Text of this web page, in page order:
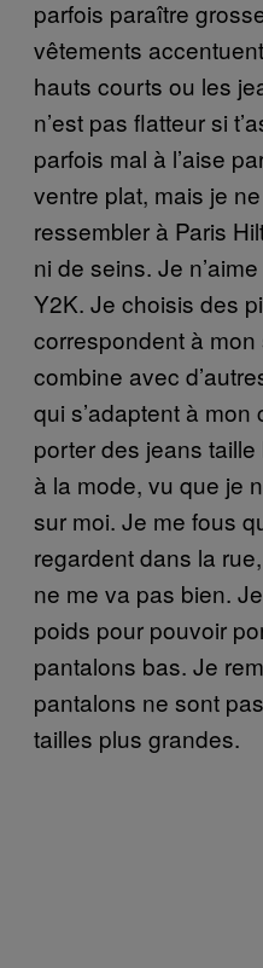
parfois paraître
vêtements
hauts courts ou les
n’est pas flatteur si
parfois mal à l’aise
ventre plat, mais je
ressembler à Paris
ni de seins. Je
Y2K. Je choisis des
correspondent à
combine avec
qui s’adaptent à
porter des jeans
à la mode, vu que je
sur moi. Je me fous
regardent dans la
ne me va pas bien.
poids pour pouvoir
pantalons bas. Je
pantalons ne sont
tailles plus grandes.